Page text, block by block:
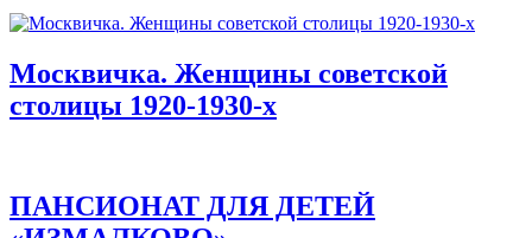
Москвичка. Женщины советской
столицы 1920-1930-х
ПАНСИОНАТ ДЛЯ ДЕТЕЙ